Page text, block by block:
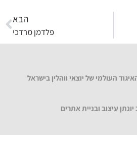
הבא
פלדמן מרדכי